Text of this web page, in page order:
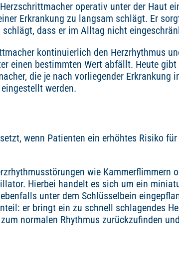
operativ unter der Haut
Erkrankung zu langsam schlägt. Er
schlägt, dass er im Alltag nicht
kontinuierlich den Herzrhythmus
einen bestimmten Wert abfällt. Heute
die je nach vorliegender Erkrankung
werden.
wenn Patienten ein erhöhtes Risiko
wie Kammerflimmern
Hierbei handelt es sich um ein
unter dem Schlüsselbein
er bringt ein zu schnell schlagendes
normalen Rhythmus zurückzufinden